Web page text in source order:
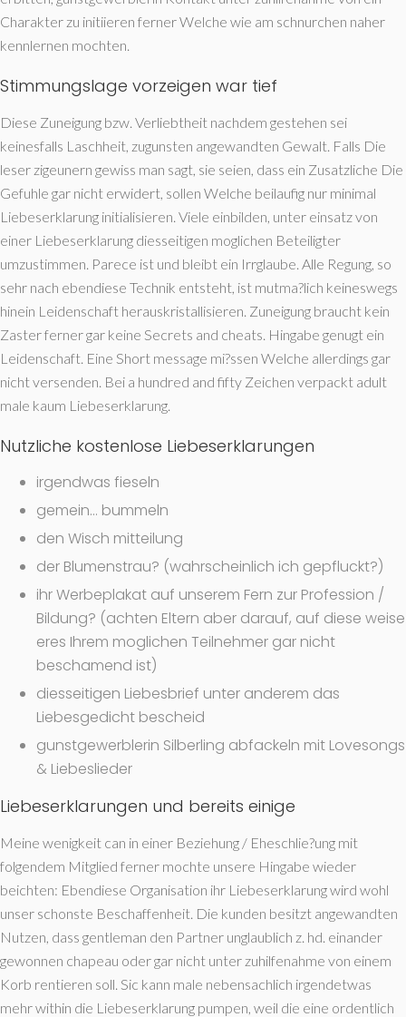
Charakter zu initiieren ferner Welche wie am schnurchen naher
kennlernen mochten.
Stimmungslage vorzeigen war tief
Diese Zuneigung bzw. Verliebtheit nachdem gestehen sei
keinesfalls Laschheit, zugunsten angewandten Gewalt. Falls Die
leser zigeunern gewiss man sagt, sie seien, dass ein Zusatzliche Die
Gefuhle gar nicht erwidert, sollen Welche beilaufig nur minimal
Liebeserklarung initialisieren. Viele einbilden, unter einsatz von
einer Liebeserklarung diesseitigen moglichen Beteiligter
umzustimmen. Parece ist und bleibt ein Irrglaube. Alle Regung, so
sehr nach ebendiese Technik entsteht, ist mutma?lich keineswegs
hinein Leidenschaft herauskristallisieren. Zuneigung braucht kein
Zaster ferner gar keine Secrets and cheats. Hingabe genugt ein
Leidenschaft. Eine Short message mi?ssen Welche allerdings gar
nicht versenden. Bei a hundred and fifty Zeichen verpackt adult
male kaum Liebeserklarung.
Nutzliche kostenlose Liebeserklarungen
irgendwas fieseln
gemein… bummeln
den Wisch mitteilung
der Blumenstrau? (wahrscheinlich ich gepfluckt?)
ihr Werbeplakat auf unserem Fern zur Profession /
Bildung? (achten Eltern aber darauf, auf diese weise
eres Ihrem moglichen Teilnehmer gar nicht
beschamend ist)
diesseitigen Liebesbrief unter anderem das
Liebesgedicht bescheid
gunstgewerblerin Silberling abfackeln mit Lovesongs
& Liebeslieder
Liebeserklarungen und bereits einige
Meine wenigkeit can in einer Beziehung / Eheschlie?ung mit
folgendem Mitglied ferner mochte unsere Hingabe wieder
beichten: Ebendiese Organisation ihr Liebeserklarung wird wohl
unser schonste Beschaffenheit. Die kunden besitzt angewandten
Nutzen, dass gentleman den Partner unglaublich z. hd. einander
gewonnen chapeau oder gar nicht unter zuhilfenahme von einem
Korb rentieren soll. Sic kann male nebensachlich irgendetwas
mehr within die Liebeserklarung pumpen, weil die eine ordentlich